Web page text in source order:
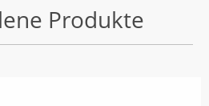
Produkte